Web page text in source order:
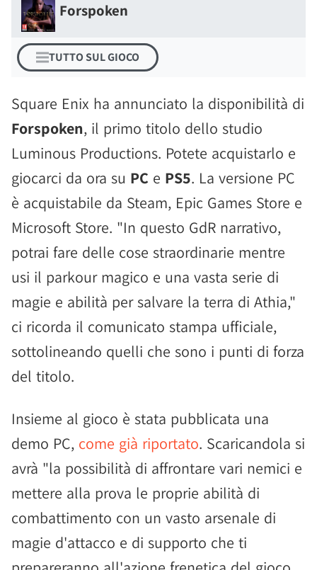
Forspoken
TUTTO SUL GIOCO
Square Enix ha annunciato la disponibilità di
Forspoken, il primo titolo dello studio
Luminous Productions. Potete acquistarlo e
giocarci da ora su PC e PS5. La versione PC
è acquistabile da Steam, Epic Games Store e
Microsoft Store. "In questo GdR narrativo,
potrai fare delle cose straordinarie mentre
usi il parkour magico e una vasta serie di
magie e abilità per salvare la terra di Athia,"
ci ricorda il comunicato stampa ufficiale,
sottolineando quelli che sono i punti di forza
del titolo.
Insieme al gioco è stata pubblicata una
demo PC, come già riportato. Scaricandola si
avrà "la possibilità di affrontare vari nemici e
mettere alla prova le proprie abilità di
combattimento con un vasto arsenale di
magie d'attacco e di supporto che ti